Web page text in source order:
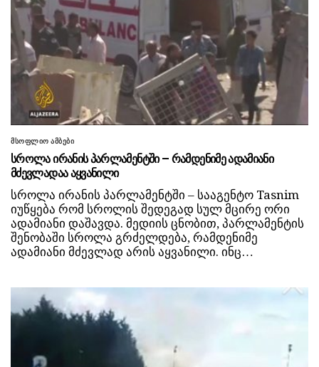
მსოფლიო ამბები
სროლა ირანის პარლამენტში – რამდენიმე ადამიანი
მძევლადაა აყვანილი
სროლა ირანის პარლამენტში – სააგენტო Tasnim
იუწყება რომ სროლის შედეგად სულ მცირე ორი
ადამიანი დაშავდა. მედიის ცნობით, პარლამენტის
შენობაში სროლა გრძელდება, რამდენიმე
ადამიანი მძევლად არის აყვანილი. ინც…